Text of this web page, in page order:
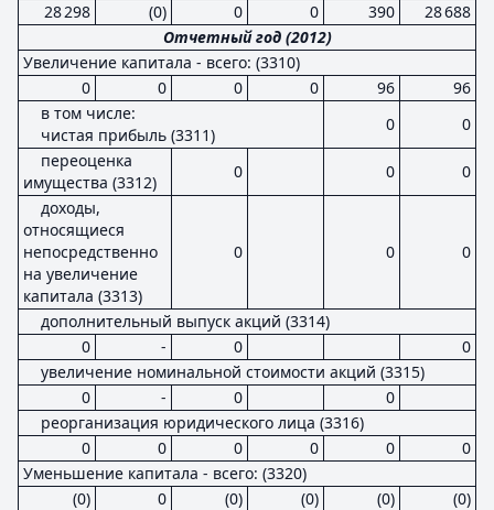
28 298
(0) 0 0 390
28 688
Отчетный год (2012)
Увеличение капитала - всего: (3310)
0
0 0 0 96
96
в том числе:
чистая прибыль (3311)
0
0
переоценка
имущества (3312)
0 0
0
доходы,
относящиеся
непосредственно
на увеличение
капитала (3313)
0 0 0
дополнительный выпуск акций (3314)
0
- 0
0
увеличение номинальной стоимости акций (3315)
0
- 0
0
реорганизация юридического лица (3316)
0
0 0 0 0
0
Уменьшение капитала - всего: (3320)
(0)
0 (0) (0) (0)
(0)